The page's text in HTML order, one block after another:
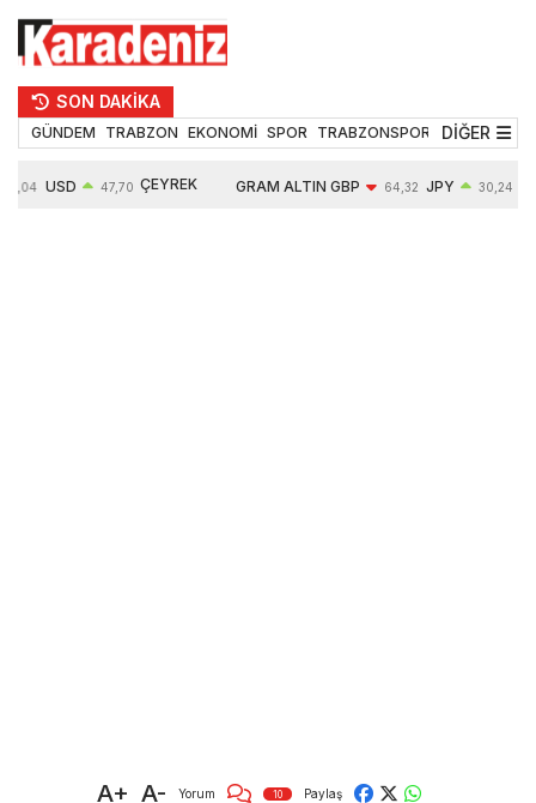
SON DAKİKA
GÜNDEM TRABZON EKONOMİ SPOR TRABZONSPOR TEKNOLOJİ
DİĞER
USD 47,70 ÇEYREK GRAM ALTIN GBP 64,32 JPY 30,24
A+ A- Yorum 10 Paylaş